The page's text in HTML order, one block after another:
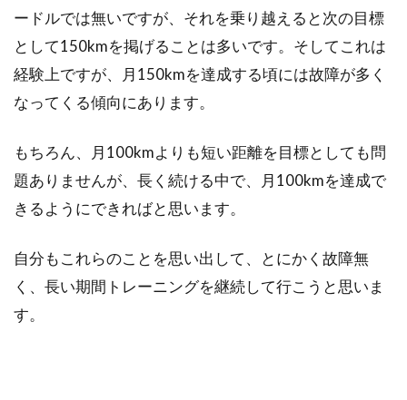
ードルでは無いですが、それを乗り越えると次の目標
として150kmを掲げることは多いです。そしてこれは
経験上ですが、月150kmを達成する頃には故障が多く
なってくる傾向にあります。
もちろん、月100kmよりも短い距離を目標としても問
題ありませんが、長く続ける中で、月100kmを達成で
きるようにできればと思います。
自分もこれらのことを思い出して、とにかく故障無
く、長い期間トレーニングを継続して行こうと思いま
す。